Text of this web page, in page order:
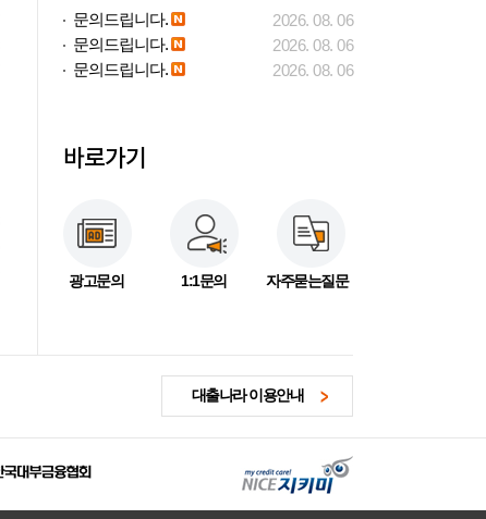
문의드립니다.
2026. 08. 06
문의드립니다.
2026. 08. 06
문의드립니다.
2026. 08. 06
바로가기
광고문의 1:1문의 자주묻는질문
대출나라 이용안내